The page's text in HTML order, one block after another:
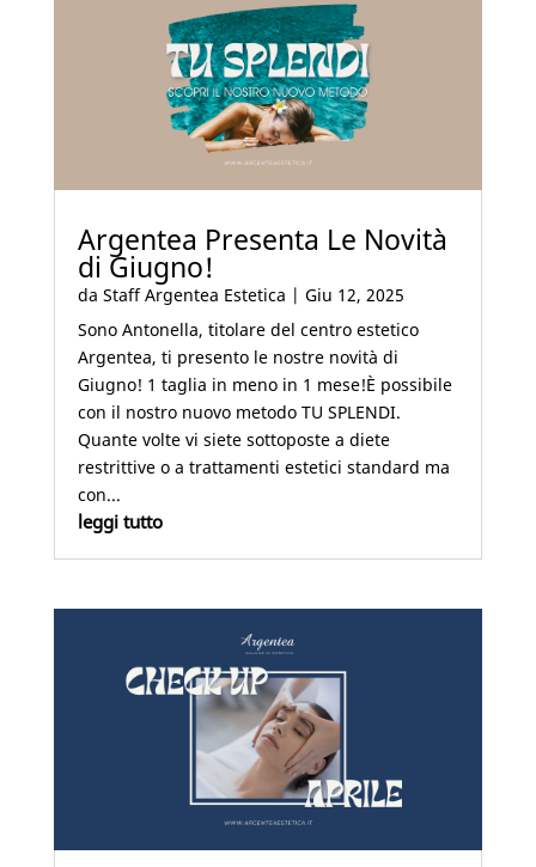
Argentea Presenta Le Novità
di Giugno!
da Staff Argentea Estetica | Giu 12, 2025
Sono Antonella, titolare del centro estetico
Argentea, ti presento le nostre novità di
Giugno! 1 taglia in meno in 1 mese!È possibile
con il nostro nuovo metodo TU SPLENDI.
Quante volte vi siete sottoposte a diete
restrittive o a trattamenti estetici standard ma
con...
leggi tutto